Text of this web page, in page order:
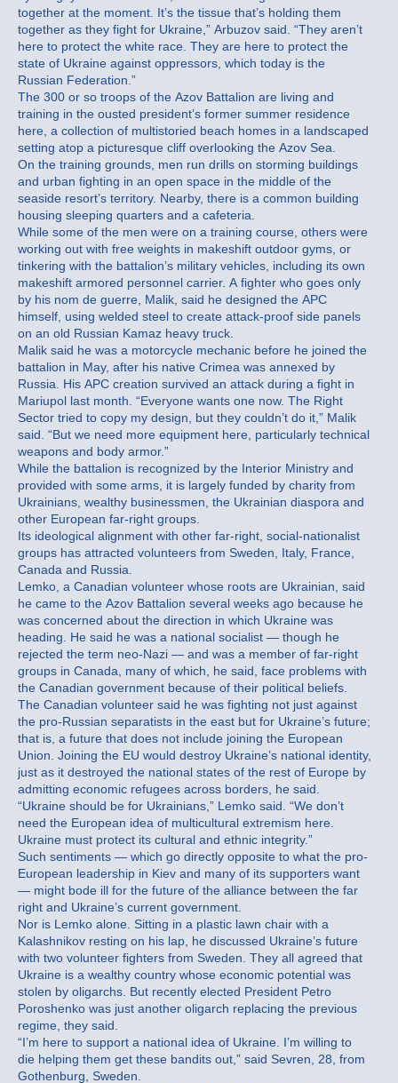
together at the moment. It’s the tissue that’s holding them
together as they fight for Ukraine,” Arbuzov said. “They aren’t
here to protect the white race. They are here to protect the
state of Ukraine against oppressors, which today is the
Russian Federation.”
The 300 or so troops of the Azov Battalion are living and
training in the ousted president’s former summer residence
here, a collection of multistoried beach homes in a landscaped
setting atop a picturesque cliff overlooking the Azov Sea.
On the training grounds, men run drills on storming buildings
and urban fighting in an open space in the middle of the
seaside resort’s territory. Nearby, there is a common building
housing sleeping quarters and a cafeteria.
While some of the men were on a training course, others were
working out with free weights in makeshift outdoor gyms, or
tinkering with the battalion’s military vehicles, including its own
makeshift armored personnel carrier. A fighter who goes only
by his nom de guerre, Malik, said he designed the APC
himself, using welded steel to create attack-proof side panels
on an old Russian Kamaz heavy truck.
Malik said he was a motorcycle mechanic before he joined the
battalion in May, after his native Crimea was annexed by
Russia. His APC creation survived an attack during a fight in
Mariupol last month. “Everyone wants one now. The Right
Sector tried to copy my design, but they couldn’t do it,” Malik
said. “But we need more equipment here, particularly technical
weapons and body armor.”
While the battalion is recognized by the Interior Ministry and
provided with some arms, it is largely funded by charity from
Ukrainians, wealthy businessmen, the Ukrainian diaspora and
other European far-right groups.
Its ideological alignment with other far-right, social-nationalist
groups has attracted volunteers from Sweden, Italy, France,
Canada and Russia.
Lemko, a Canadian volunteer whose roots are Ukrainian, said
he came to the Azov Battalion several weeks ago because he
was concerned about the direction in which Ukraine was
heading. He said he was a national socialist — though he
rejected the term neo-Nazi — and was a member of far-right
groups in Canada, many of which, he said, face problems with
the Canadian government because of their political beliefs.
The Canadian volunteer said he was fighting not just against
the pro-Russian separatists in the east but for Ukraine’s future;
that is, a future that does not include joining the European
Union. Joining the EU would destroy Ukraine’s national identity,
just as it destroyed the national states of the rest of Europe by
admitting economic refugees across borders, he said.
“Ukraine should be for Ukrainians,” Lemko said. “We don’t
need the European idea of multicultural extremism here.
Ukraine must protect its cultural and ethnic integrity.”
Such sentiments — which go directly opposite to what the pro-
European leadership in Kiev and many of its supporters want
— might bode ill for the future of the alliance between the far
right and Ukraine’s current government.
Nor is Lemko alone. Sitting in a plastic lawn chair with a
Kalashnikov resting on his lap, he discussed Ukraine’s future
with two volunteer fighters from Sweden. They all agreed that
Ukraine is a wealthy country whose economic potential was
stolen by oligarchs. But recently elected President Petro
Poroshenko was just another oligarch replacing the previous
regime, they said.
“I’m here to support a national idea of Ukraine. I’m willing to
die helping them get these bandits out,” said Sevren, 28, from
Gothenburg, Sweden.